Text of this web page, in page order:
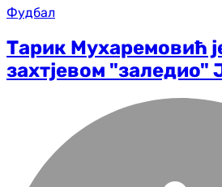
Фудбал
Тарик Мухаремовић
захтјевом "заледио"